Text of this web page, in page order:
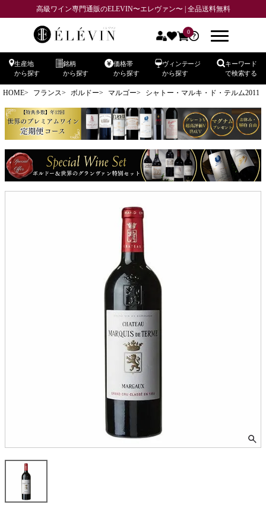
高級ワイン専門通販のELEVIN〜エレヴァン〜 | 全品送料無料
0
生産地
から探す
銘柄
から探す
価格帯
から探す
ヴィンテージ
から探す
キーワード
で検索する
HOME フランス ボルドー マルゴー シャトー・マルキ・ド・テルム2011